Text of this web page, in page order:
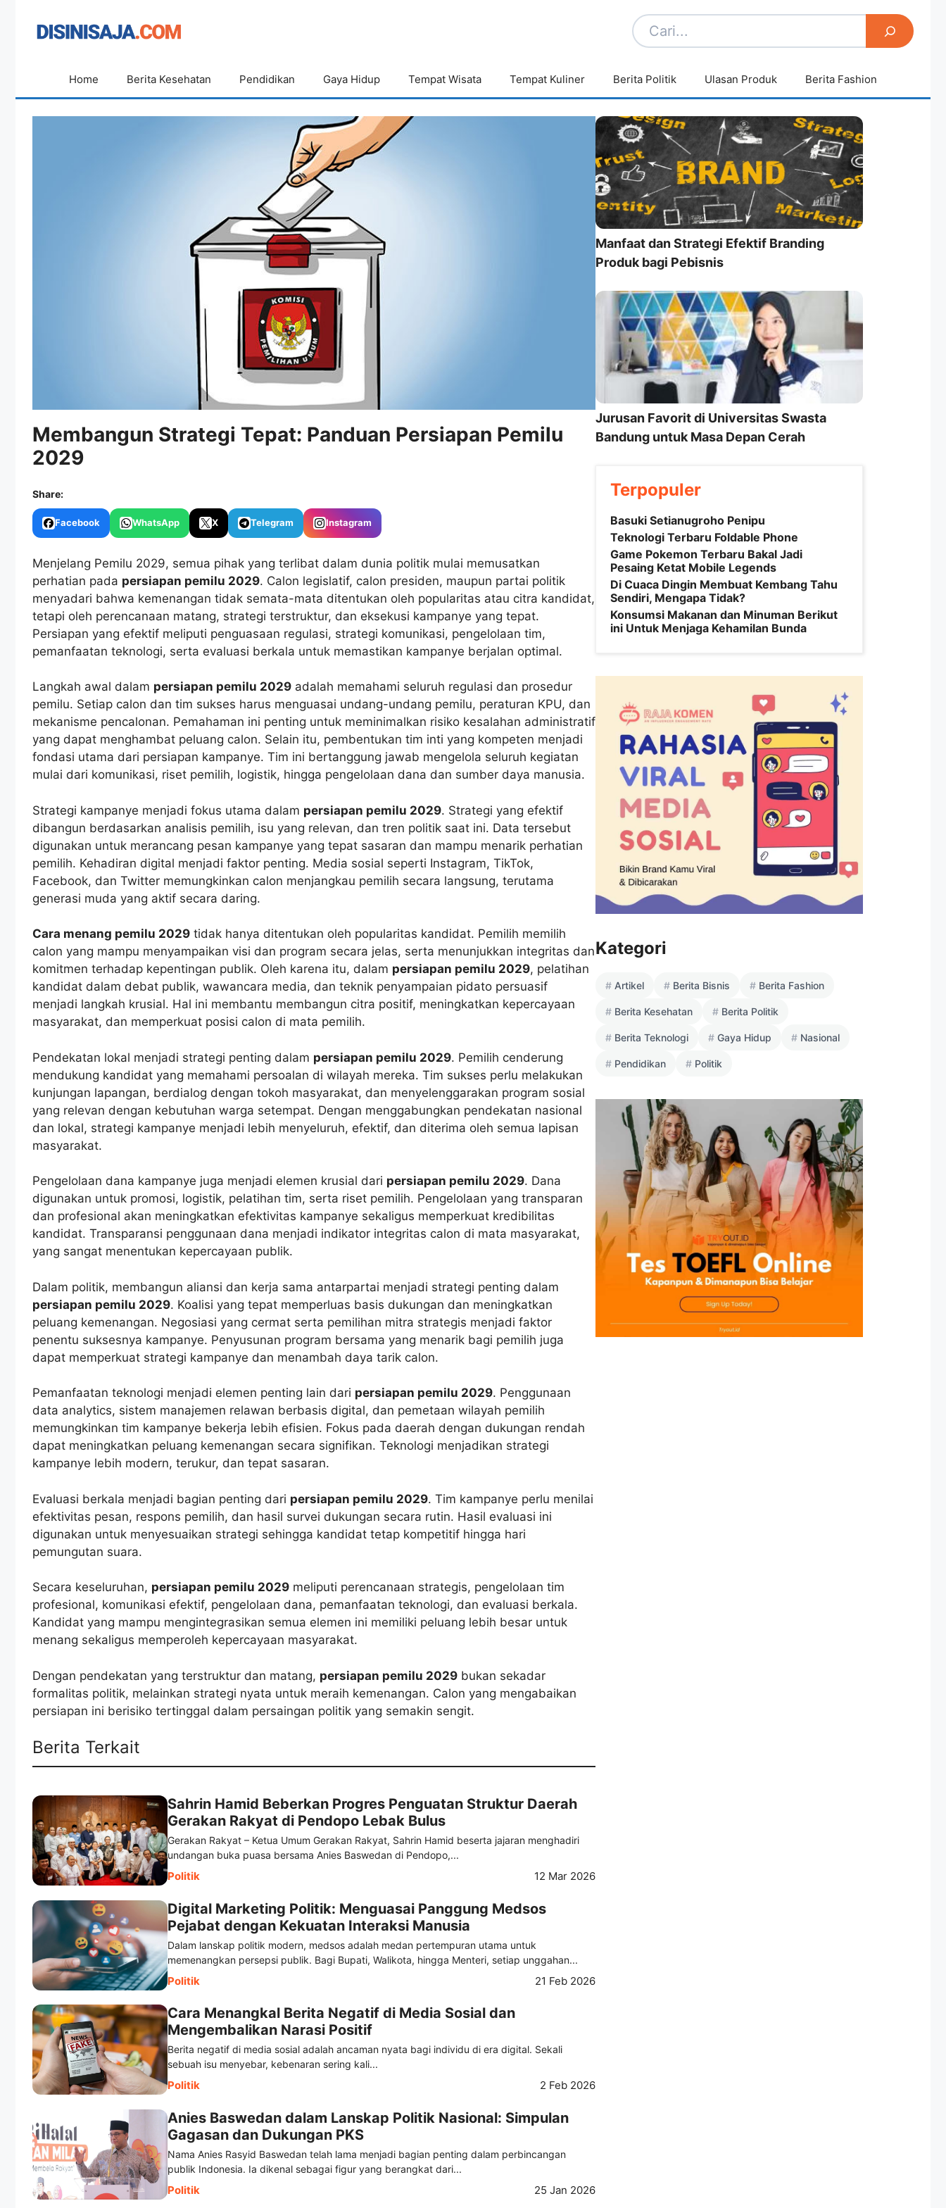
Home Berita Kesehatan Pendidikan Gaya Hidup Tempat Wisata Tempat Kuliner Berita Politik Ulasan Produk Berita Fashion
Membangun Strategi Tepat: Panduan Persiapan Pemilu
2029
Share:
Facebook WhatsApp X Telegram Instagram
Menjelang Pemilu 2029, semua pihak yang terlibat dalam dunia politik mulai memusatkan
perhatian pada persiapan pemilu 2029. Calon legislatif, calon presiden, maupun partai politik
menyadari bahwa kemenangan tidak semata-mata ditentukan oleh popularitas atau citra kandidat,
tetapi oleh perencanaan matang, strategi terstruktur, dan eksekusi kampanye yang tepat.
Persiapan yang efektif meliputi penguasaan regulasi, strategi komunikasi, pengelolaan tim,
pemanfaatan teknologi, serta evaluasi berkala untuk memastikan kampanye berjalan optimal.
Langkah awal dalam persiapan pemilu 2029 adalah memahami seluruh regulasi dan prosedur
pemilu. Setiap calon dan tim sukses harus menguasai undang-undang pemilu, peraturan KPU, dan
mekanisme pencalonan. Pemahaman ini penting untuk meminimalkan risiko kesalahan administratif
yang dapat menghambat peluang calon. Selain itu, pembentukan tim inti yang kompeten menjadi
fondasi utama dari persiapan kampanye. Tim ini bertanggung jawab mengelola seluruh kegiatan
mulai dari komunikasi, riset pemilih, logistik, hingga pengelolaan dana dan sumber daya manusia.
Strategi kampanye menjadi fokus utama dalam persiapan pemilu 2029. Strategi yang efektif
dibangun berdasarkan analisis pemilih, isu yang relevan, dan tren politik saat ini. Data tersebut
digunakan untuk merancang pesan kampanye yang tepat sasaran dan mampu menarik perhatian
pemilih. Kehadiran digital menjadi faktor penting. Media sosial seperti Instagram, TikTok,
Facebook, dan Twitter memungkinkan calon menjangkau pemilih secara langsung, terutama
generasi muda yang aktif secara daring.
Cara menang pemilu 2029 tidak hanya ditentukan oleh popularitas kandidat. Pemilih memilih
calon yang mampu menyampaikan visi dan program secara jelas, serta menunjukkan integritas dan
komitmen terhadap kepentingan publik. Oleh karena itu, dalam persiapan pemilu 2029, pelatihan
kandidat dalam debat publik, wawancara media, dan teknik penyampaian pidato persuasif
menjadi langkah krusial. Hal ini membantu membangun citra positif, meningkatkan kepercayaan
masyarakat, dan memperkuat posisi calon di mata pemilih.
Pendekatan lokal menjadi strategi penting dalam persiapan pemilu 2029. Pemilih cenderung
mendukung kandidat yang memahami persoalan di wilayah mereka. Tim sukses perlu melakukan
kunjungan lapangan, berdialog dengan tokoh masyarakat, dan menyelenggarakan program sosial
yang relevan dengan kebutuhan warga setempat. Dengan menggabungkan pendekatan nasional
dan lokal, strategi kampanye menjadi lebih menyeluruh, efektif, dan diterima oleh semua lapisan
masyarakat.
Pengelolaan dana kampanye juga menjadi elemen krusial dari persiapan pemilu 2029. Dana
digunakan untuk promosi, logistik, pelatihan tim, serta riset pemilih. Pengelolaan yang transparan
dan profesional akan meningkatkan efektivitas kampanye sekaligus memperkuat kredibilitas
kandidat. Transparansi penggunaan dana menjadi indikator integritas calon di mata masyarakat,
yang sangat menentukan kepercayaan publik.
Dalam politik, membangun aliansi dan kerja sama antarpartai menjadi strategi penting dalam
persiapan pemilu 2029. Koalisi yang tepat memperluas basis dukungan dan meningkatkan
peluang kemenangan. Negosiasi yang cermat serta pemilihan mitra strategis menjadi faktor
penentu suksesnya kampanye. Penyusunan program bersama yang menarik bagi pemilih juga
dapat memperkuat strategi kampanye dan menambah daya tarik calon.
Pemanfaatan teknologi menjadi elemen penting lain dari persiapan pemilu 2029. Penggunaan
data analytics, sistem manajemen relawan berbasis digital, dan pemetaan wilayah pemilih
memungkinkan tim kampanye bekerja lebih efisien. Fokus pada daerah dengan dukungan rendah
dapat meningkatkan peluang kemenangan secara signifikan. Teknologi menjadikan strategi
kampanye lebih modern, terukur, dan tepat sasaran.
Evaluasi berkala menjadi bagian penting dari persiapan pemilu 2029. Tim kampanye perlu menilai
efektivitas pesan, respons pemilih, dan hasil survei dukungan secara rutin. Hasil evaluasi ini
digunakan untuk menyesuaikan strategi sehingga kandidat tetap kompetitif hingga hari
pemungutan suara.
Secara keseluruhan, persiapan pemilu 2029 meliputi perencanaan strategis, pengelolaan tim
profesional, komunikasi efektif, pengelolaan dana, pemanfaatan teknologi, dan evaluasi berkala.
Kandidat yang mampu mengintegrasikan semua elemen ini memiliki peluang lebih besar untuk
menang sekaligus memperoleh kepercayaan masyarakat.
Dengan pendekatan yang terstruktur dan matang, persiapan pemilu 2029 bukan sekadar
formalitas politik, melainkan strategi nyata untuk meraih kemenangan. Calon yang mengabaikan
persiapan ini berisiko tertinggal dalam persaingan politik yang semakin sengit.
Berita Terkait
Sahrin Hamid Beberkan Progres Penguatan Struktur Daerah
Gerakan Rakyat di Pendopo Lebak Bulus
Gerakan Rakyat – Ketua Umum Gerakan Rakyat, Sahrin Hamid beserta jajaran menghadiri
undangan buka puasa bersama Anies Baswedan di Pendopo,...
Politik 12 Mar 2026
Digital Marketing Politik: Menguasai Panggung Medsos
Pejabat dengan Kekuatan Interaksi Manusia
Dalam lanskap politik modern, medsos adalah medan pertempuran utama untuk
memenangkan persepsi publik. Bagi Bupati, Walikota, hingga Menteri, setiap unggahan...
Politik 21 Feb 2026
Cara Menangkal Berita Negatif di Media Sosial dan
Mengembalikan Narasi Positif
Berita negatif di media sosial adalah ancaman nyata bagi individu di era digital. Sekali
sebuah isu menyebar, kebenaran sering kali...
Politik 2 Feb 2026
Anies Baswedan dalam Lanskap Politik Nasional: Simpulan
Gagasan dan Dukungan PKS
Nama Anies Rasyid Baswedan telah lama menjadi bagian penting dalam perbincangan
publik Indonesia. Ia dikenal sebagai figur yang berangkat dari...
Politik 25 Jan 2026
Manfaat dan Strategi Efektif Branding
Produk bagi Pebisnis
Jurusan Favorit di Universitas Swasta
Bandung untuk Masa Depan Cerah
Terpopuler
Basuki Setianugroho Penipu
Teknologi Terbaru Foldable Phone
Game Pokemon Terbaru Bakal Jadi
Pesaing Ketat Mobile Legends
Di Cuaca Dingin Membuat Kembang Tahu
Sendiri, Mengapa Tidak?
Konsumsi Makanan dan Minuman Berikut
ini Untuk Menjaga Kehamilan Bunda
Kategori
Artikel Berita Bisnis Berita Fashion
Berita Kesehatan Berita Politik
Berita Teknologi Gaya Hidup Nasional
Pendidikan Politik